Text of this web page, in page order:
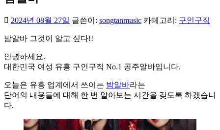
2024년 08월 27일 글쓴이: songtanmusic 카테고리: 구인구직
밤알바 그것이 알고 싶다!!
안녕하세요.
대한민국 여성 유흥 구인구직 No.1 공주알바입니다.
오늘은 유흥 업계에서 쓰이는 밤알바라는
단어의 내용들에 대해 한 번 알아보는 시간을 갖도록 하겠습니
다.